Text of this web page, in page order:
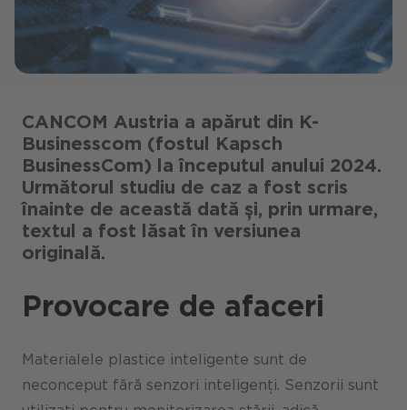
CANCOM Austria a apărut din K-
Businesscom (fostul Kapsch
BusinessCom) la începutul anului 2024.
Următorul studiu de caz a fost scris
înainte de această dată și, prin urmare,
textul a fost lăsat în versiunea
originală.
Provocare de afaceri
Materialele plastice inteligente sunt de
neconceput fără senzori inteligenți. Senzorii sunt